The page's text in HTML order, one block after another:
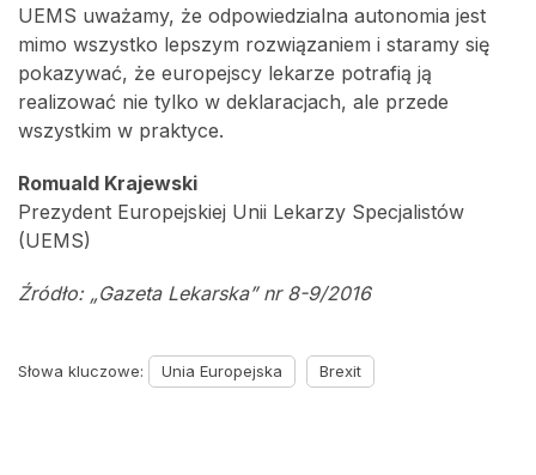
UEMS uważamy, że odpowiedzialna autonomia jest
mimo wszystko lepszym rozwiązaniem i staramy się
pokazywać, że europejscy lekarze potrafią ją
realizować nie tylko w deklaracjach, ale przede
wszystkim w praktyce.
Romuald Krajewski
Prezydent Europejskiej Unii Lekarzy Specjalistów
(UEMS)
Źródło: „Gazeta Lekarska” nr 8-9/2016
Słowa kluczowe: Unia Europejska Brexit